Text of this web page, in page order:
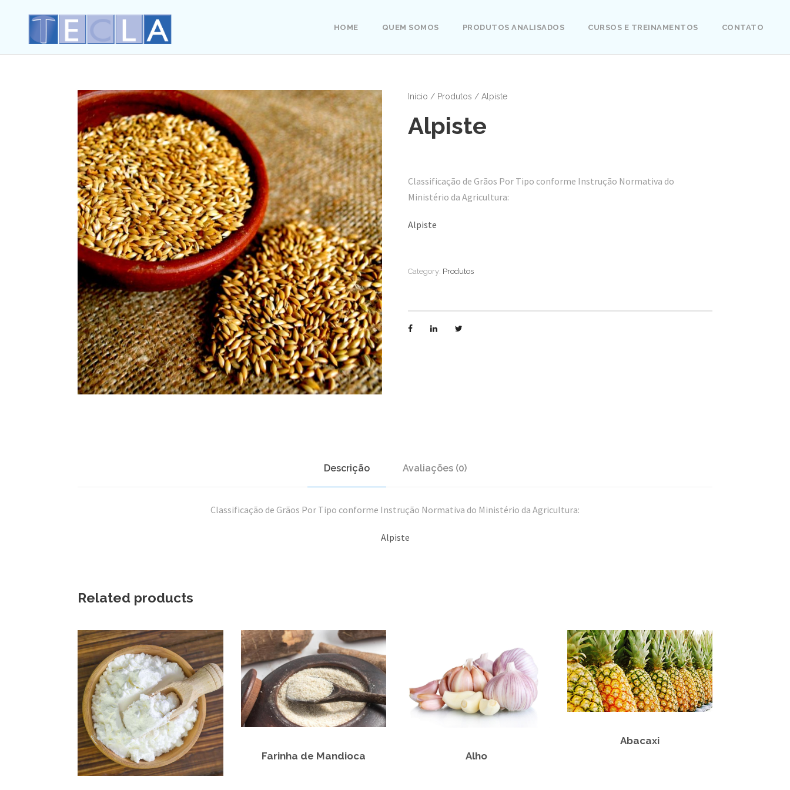
HOME QUEM SOMOS PRODUTOS ANALISADOS CURSOS E TREINAMENTOS CONTATO
Início / Produtos / Alpiste
Alpiste
Classificação de Grãos Por Tipo conforme Instrução Normativa do
Ministério da Agricultura:
Alpiste
Category: Produtos
Descrição Avaliações (0)
Classificação de Grãos Por Tipo conforme Instrução Normativa do Ministério da Agricultura:
Alpiste
Related products
Farinha de Mandioca Alho
Abacaxi